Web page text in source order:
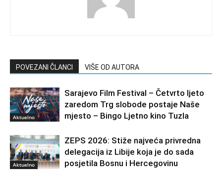
POVEZANI ČLANCI VIŠE OD AUTORA
Aktuelno
Sarajevo Film Festival – Četvrto ljeto
zaredom Trg slobode postaje Naše
mjesto – Bingo Ljetno kino Tuzla
Aktuelno
ZEPS 2026: Stiže najveća privredna
delegacija iz Libije koja je do sada
posjetila Bosnu i Hercegovinu